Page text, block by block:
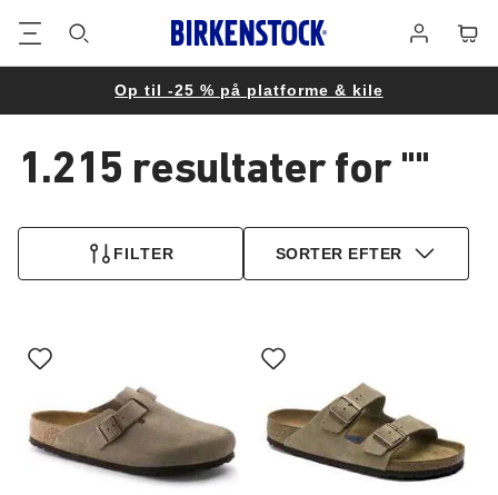
på
Op til -25 % på platforme & kile
1.215 resultater for ""
produkter
FILTER SORTER EFTER
med
prøvefarver
opdatere
produktbilledet
med
prøvefarver
opdatere
produktbilledet